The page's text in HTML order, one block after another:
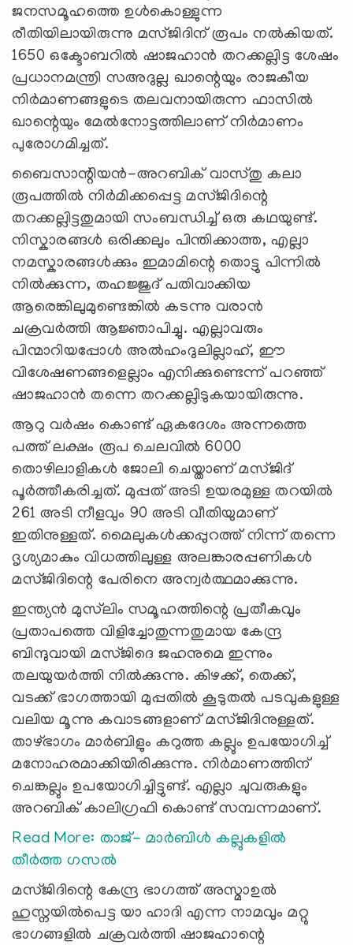
ജനസമൂഹത്തെ ഉൾകൊള്ളുന്ന
രീതിയിലായിരുന്നു മസ്ജിദിന് രൂപം നൽകിയത്.
1650 ഒക്ടോബറിൽ ഷാജഹാൻ തറക്കല്ലിട്ട ശേഷം
പ്രധാനമന്ത്രി സഅദുല്ല ഖാന്റെയും രാജകീയ
നിർമാണങ്ങളുടെ തലവനായിരുന്ന ഫാസിൽ
ഖാന്റെയും മേൽനോട്ടത്തിലാണ് നിർമാണം
പുരോഗമിച്ചത്.
ബൈസാന്റിയൻ-അറബിക് വാസ്തു കലാ
രൂപത്തിൽ നിർമിക്കപ്പെട്ട മസ്ജിദിന്റെ
തറക്കല്ലിട്ടതുമായി സംബന്ധിച്ച് ഒരു കഥയുണ്ട്.
നിസ്കാരങ്ങൾ ഒരിക്കലും പിന്തിക്കാത്ത, എല്ലാ
നമസ്കാരങ്ങൾക്കും ഇമാമിന്റെ തൊട്ടു പിന്നിൽ
നിൽക്കുന്ന, തഹജ്ജുദ് പതിവാക്കിയ
ആരെങ്കിലുമുണ്ടെങ്കിൽ കടന്നു വരാൻ
ചക്രവർത്തി ആജ്ഞാപിച്ചു. എല്ലാവരും
പിന്മാറിയപ്പോൾ അൽഹംദുലില്ലാഹ്, ഈ
വിശേഷണങ്ങളെല്ലാം എനിക്കുണ്ടെന്ന് പറഞ്ഞ്
ഷാജഹാന്‍ തന്നെ തറക്കല്ലിടുകയായിരുന്നു.
ആറു വർഷം കൊണ്ട് ഏകദേശം അന്നത്തെ
പത്ത് ലക്ഷം രൂപ ചെലവില്‍ 6000
തൊഴിലാളികള്‍ ജോലി ചെയ്താണ് മസ്ജിദ്
പൂർത്തീകരിച്ചത്. മുപ്പത് അടി ഉയരമുള്ള തറയിൽ
261 അടി നീളവും 90 അടി വീതിയുമാണ്
ഇതിനുള്ളത്. മൈലുകൾക്കപ്പുറത്ത് നിന്ന് തന്നെ
ദൃശ്യമാകും വിധത്തിലുള്ള അലങ്കാരപ്പണികൾ
മസ്ജിദിന്റെ പേരിനെ അന്വർത്ഥമാക്കുന്നു.
ഇന്ത്യൻ മുസ്‍ലിം സമൂഹത്തിന്റെ പ്രതീകവും
പ്രതാപത്തെ വിളിച്ചോതുന്നതുമായ കേന്ദ്ര
ബിന്ദുവായി മസ്ജിദെ ജഹനുമെ ഇന്നും
തലയുയർത്തി നിൽക്കുന്നു. കിഴക്ക്, തെക്ക്,
വടക്ക് ഭാഗത്തായി മുപ്പതിൽ കൂടുതൽ പടവുകളുള്ള
വലിയ മൂന്നു കവാടങ്ങളാണ് മസ്ജിദിനുള്ളത്.
താഴ്ഭാഗം മാർബിളും കറുത്ത കല്ലും ഉപയോഗിച്ച്
മനോഹരമാക്കിയിരിക്കുന്നു. നിർമാണത്തിന്
ചെങ്കല്ലും ഉപയോഗിച്ചിട്ടുണ്ട്. എല്ലാ ചുവരുകളും
അറബിക് കാലിഗ്രഫി കൊണ്ട് സമ്പന്നമാണ്.
Read More: താജ്- മാര്‍ബിള്‍ കല്ലുകളില്‍
തീര്‍ത്ത ഗസല്‍
മസ്ജിദിന്റെ കേന്ദ്ര ഭാഗത്ത് അസ്മാഉൽ
ഹുസ്നയിൽപെട്ട യാ ഹാദി എന്ന നാമവും മറ്റു
ഭാഗങ്ങളിൽ ചക്രവർത്തി ഷാജഹാന്റെ